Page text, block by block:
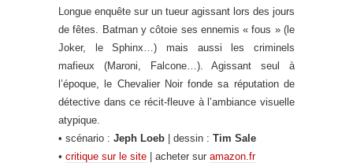
Longue enquête sur un tueur agissant lors des jours
de fêtes
Batman y côtoie ses ennemis « fous » (le
Joker, le Sphinx…) mais aussi les criminels
mafieux (Maroni, Falcone…). Agissant seul à
l’époque, le Chevalier Noir fonde sa réputation de
détective dans ce récit-fleuve à l’ambiance visuelle
atypique.
• scénario : Jeph Loeb | dessin : Tim Sale
• critique sur le site | acheter sur amazon.fr